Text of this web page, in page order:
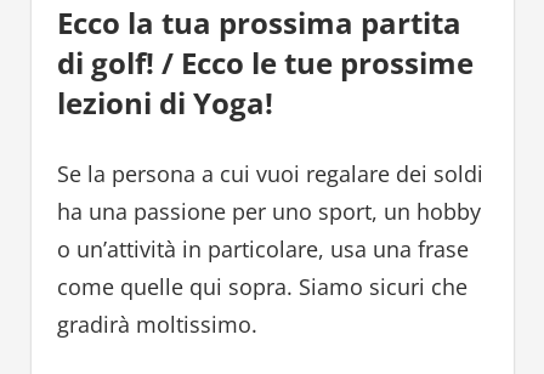
Ecco la tua prossima partita
di golf! / Ecco le tue prossime
lezioni di Yoga!
Se la persona a cui vuoi regalare dei soldi
ha una passione per uno sport, un hobby
o un’attività in particolare, usa una frase
come quelle qui sopra. Siamo sicuri che
gradirà moltissimo.